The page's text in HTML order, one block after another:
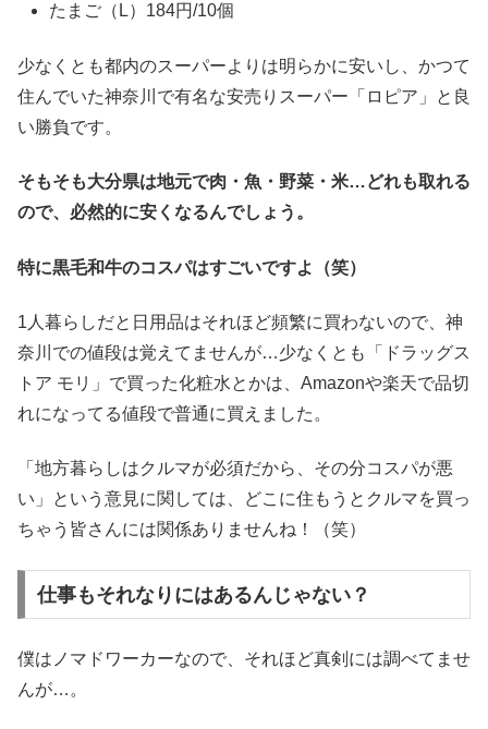
たまご（L）184円/10個
少なくとも都内のスーパーよりは明らかに安いし、かつて
住んでいた神奈川で有名な安売りスーパー「ロピア」と良
い勝負です。
そもそも大分県は地元で肉・魚・野菜・米…どれも取れる
ので、必然的に安くなるんでしょう。
特に黒毛和牛のコスパはすごいですよ（笑）
1人暮らしだと日用品はそれほど頻繁に買わないので、神
奈川での値段は覚えてませんが…少なくとも「ドラッグス
トア モリ」で買った化粧水とかは、Amazonや楽天で品切
れになってる値段で普通に買えました。
「地方暮らしはクルマが必須だから、その分コスパが悪
い」という意見に関しては、どこに住もうとクルマを買っ
ちゃう皆さんには関係ありませんね！（笑）
仕事もそれなりにはあるんじゃない？
僕はノマドワーカーなので、それほど真剣には調べてませ
んが…。